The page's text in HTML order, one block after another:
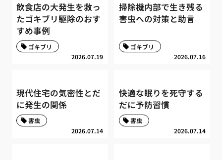
飲食店の大発生を救っ
たゴキブリ駆除のおす
すめ事例
2026.07.19
ゴキブリ
掃除機内部で生き残る
害虫への対策と助言
2026.07.16
ゴキブリ
現代住宅の気密性とだ
に発生の関係
2026.07.14
害虫
快適な眠りを死守する
だに予防習慣
2026.07.14
害虫